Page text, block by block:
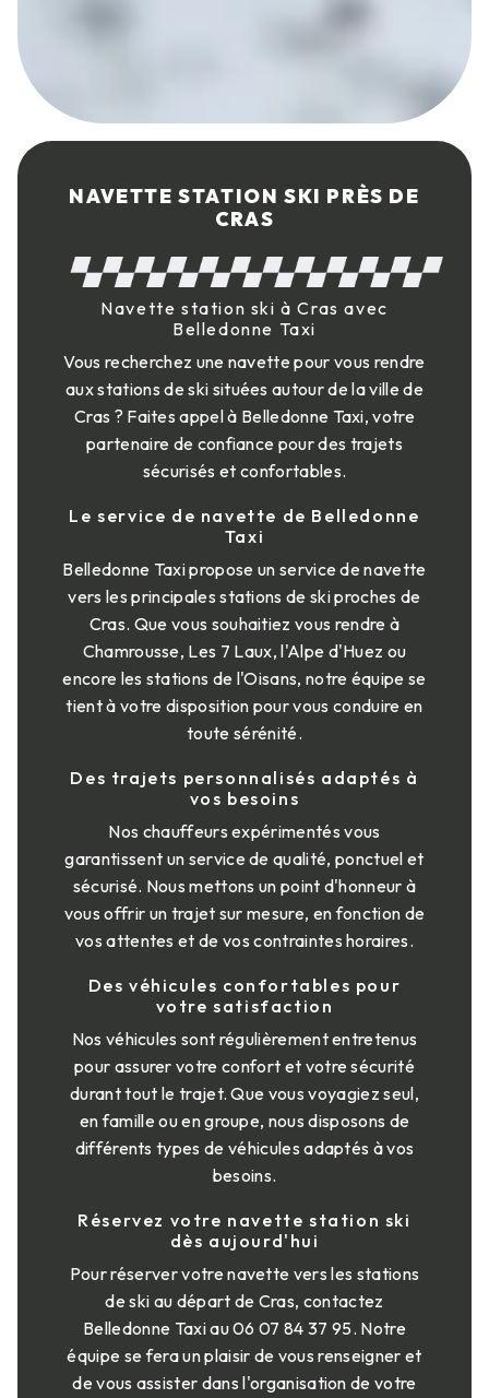
NAVETTE STATION SKI PRÈS DE
CRAS
Navette station ski à Cras avec
Belledonne Taxi
Vous recherchez une navette pour vous rendre
aux stations de ski situées autour de la ville de
Cras ? Faites appel à Belledonne Taxi, votre
partenaire de confiance pour des trajets
sécurisés et confortables.
Le service de navette de Belledonne
Taxi
Belledonne Taxi propose un service de navette
vers les principales stations de ski proches de
Cras. Que vous souhaitiez vous rendre à
Chamrousse, Les 7 Laux, l'Alpe d'Huez ou
encore les stations de l'Oisans, notre équipe se
tient à votre disposition pour vous conduire en
toute sérénité.
Des trajets personnalisés adaptés à
vos besoins
Nos chauffeurs expérimentés vous
garantissent un service de qualité, ponctuel et
sécurisé. Nous mettons un point d'honneur à
vous offrir un trajet sur mesure, en fonction de
vos attentes et de vos contraintes horaires.
Des véhicules confortables pour
votre satisfaction
Nos véhicules sont régulièrement entretenus
pour assurer votre confort et votre sécurité
durant tout le trajet. Que vous voyagiez seul,
en famille ou en groupe, nous disposons de
différents types de véhicules adaptés à vos
besoins.
Réservez votre navette station ski
dès aujourd'hui
Pour réserver votre navette vers les stations
de ski au départ de Cras, contactez
Belledonne Taxi au 06 07 84 37 95. Notre
équipe se fera un plaisir de vous renseigner et
de vous assister dans l'organisation de votre